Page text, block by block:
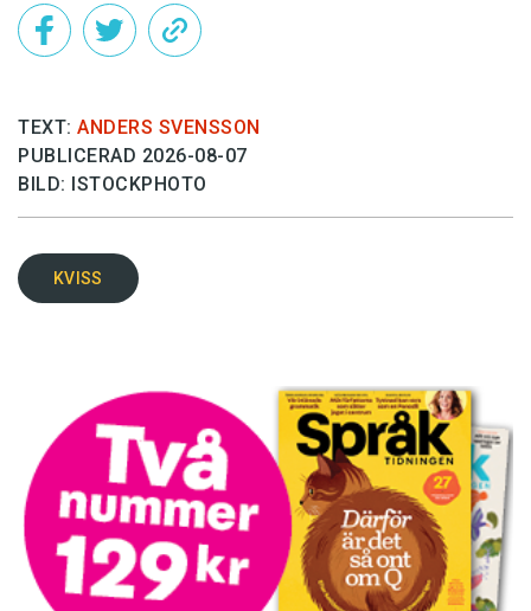
TEXT: ANDERS SVENSSON
PUBLICERAD 2026-08-07
BILD: ISTOCKPHOTO
KVISS